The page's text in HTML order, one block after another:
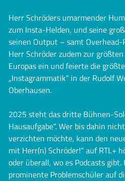
Herr Schröders umarmender
zum Insta-Helden, und seine
seinen Output – samt
Herr Schröder zudem zur
Europas ein und feierte die
„Instagrammatik“ in der Rudolf
Oberhausen.
2025 steht das dritte Bühnen-
Hausaufgabe“. Wer bis dahin
verzichten möchte, kann den
mit Herr(n) Schröder!“ auf RTL+
oder überall, wo es Podcasts
prominente Problemschüler auf